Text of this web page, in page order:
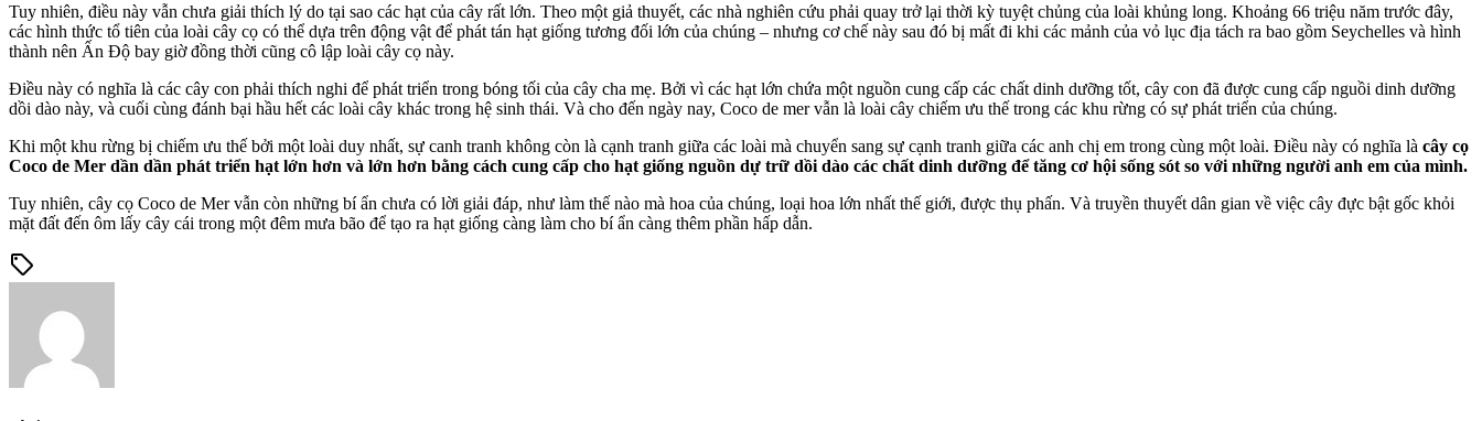
Tuy nhiên, điều này vẫn chưa giải thích lý do tại sao các hạt của cây rất lớn. Theo một giả thuyết, các nhà nghiên cứu phải quay trở lại thời kỳ tuyệt chủng của loài khủng long. Khoảng 66 triệu năm trước đây,
các hình thức tổ tiên của loài cây cọ có thể dựa trên động vật để phát tán hạt giống tương đối lớn của chúng – nhưng cơ chế này sau đó bị mất đi khi các mảnh của vỏ lục địa tách ra bao gồm Seychelles và hình
thành nên Ấn Độ bay giờ đồng thời cũng cô lập loài cây cọ này.
Điều này có nghĩa là các cây con phải thích nghi để phát triển trong bóng tối của cây cha mẹ. Bởi vì các hạt lớn chứa một nguồn cung cấp các chất dinh dưỡng tốt, cây con đã được cung cấp nguồi dinh dưỡng
dồi dào này, và cuối cùng đánh bại hầu hết các loài cây khác trong hệ sinh thái. Và cho đến ngày nay, Coco de mer vẫn là loài cây chiếm ưu thế trong các khu rừng có sự phát triển của chúng.
Khi một khu rừng bị chiếm ưu thế bởi một loài duy nhất, sự canh tranh không còn là cạnh tranh giữa các loài mà chuyển sang sự cạnh tranh giữa các anh chị em trong cùng một loài. Điều này có nghĩa là cây cọ
Coco de Mer dần dần phát triển hạt lớn hơn và lớn hơn bằng cách cung cấp cho hạt giống nguồn dự trữ dồi dào các chất dinh dưỡng để tăng cơ hội sống sót so với những người anh em của mình.
Tuy nhiên, cây cọ Coco de Mer vẫn còn những bí ẩn chưa có lời giải đáp, như làm thế nào mà hoa của chúng, loại hoa lớn nhất thế giới, được thụ phấn. Và truyền thuyết dân gian về việc cây đực bật gốc khỏi
mặt đất đến ôm lấy cây cái trong một đêm mưa bão để tạo ra hạt giống càng làm cho bí ẩn càng thêm phần hấp dẫn.
sell